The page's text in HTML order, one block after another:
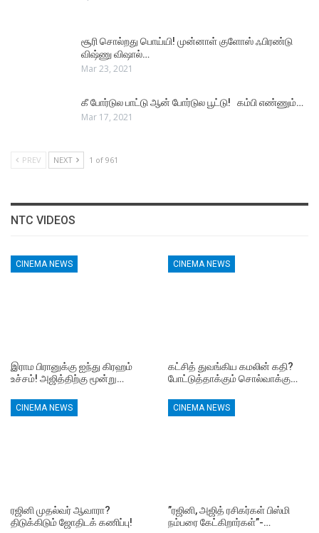
சூரி சொல்றது பொய்யி! முன்னாள் குளோஸ் ஃபிரண்டு
விஷ்ணு விஷால்…
Mar 23, 2021
கீ போர்டுல பாட்டு ஆன் போர்டுல பூட்டு! கம்பி எண்ணும்…
Mar 17, 2021
PREV NEXT 1 of 961
NTC VIDEOS
CINEMA NEWS
இராம பிரானுக்கு ஐந்து கிரஹம்
உச்சம்! அஜித்திற்கு மூன்று…
CINEMA NEWS
கட்சித் துவங்கிய கமலின் கதி?
போட்டுத்தாக்கும் சொல்வாக்கு…
CINEMA NEWS
ரஜினி முதல்வர் ஆவாரா?
திடுக்கிடும் ஜோதிடக் கணிப்பு!
CINEMA NEWS
”ரஜினி, அஜித் ரசிகர்கள் பிஸ்மி
நம்பரை கேட்கிறார்கள்”-…